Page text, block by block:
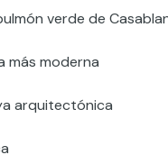
verde de
más moderna
arquitectónica